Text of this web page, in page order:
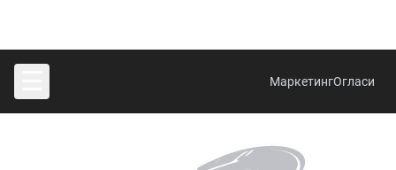
МаркетингОгласи